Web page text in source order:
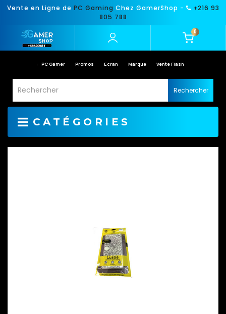
Vente en Ligne de PC Gaming Chez GamerShop -
+216 93
805 788
0
PC Gamer Promos Ecran Marque Vente Flash
Rechercher
CATÉGORIES